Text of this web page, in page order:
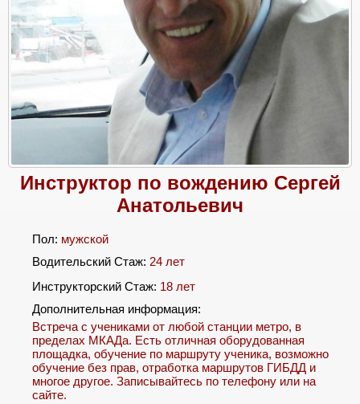
Инструктор по вождению Сергей
Анатольевич
Пол: мужской
Водительский Стаж: 24 лет
Инструкторский Стаж: 18 лет
Дополнительная информация:
Встреча с учениками от любой станции метро, в
пределах МКАДа. Есть отличная оборудованная
площадка, обучение по маршруту ученика, возможно
обучение без прав, отработка маршрутов ГИБДД и
многое другое. Записывайтесь по телефону или на
сайте.